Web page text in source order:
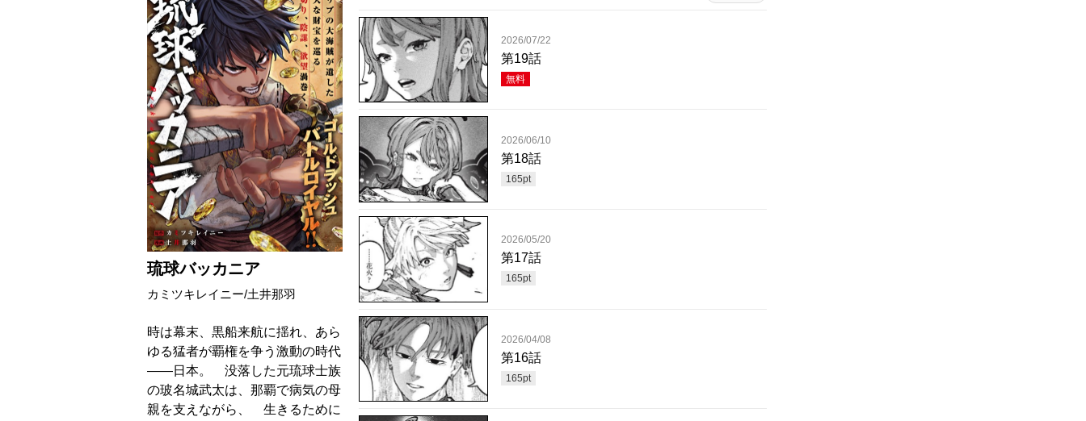
琉球バッカニア
カミツキレイニー/土井那羽
時は幕末、黒船来航に揺れ、あら
ゆる猛者が覇権を争う激動の時代
――日本。 没落した元琉球士族
の玻名城武太は、那覇で病気の母
親を支えながら、 生きるために
2026/07/22
第19話
無料
2026/06/10
第18話
165pt
2026/05/20
第17話
165pt
2026/04/08
第16話
165pt